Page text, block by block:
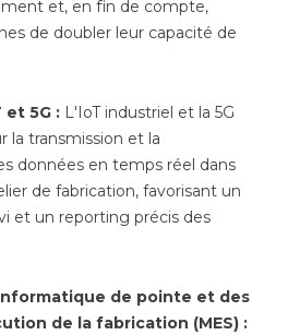
et, en fin de compte,
de doubler leur capacité de
5G : L'IoT industriel et la 5G
la transmission et la
données en temps réel dans
de fabrication, favorisant un
et un reporting précis des
de pointe et des
de la fabrication (MES) :